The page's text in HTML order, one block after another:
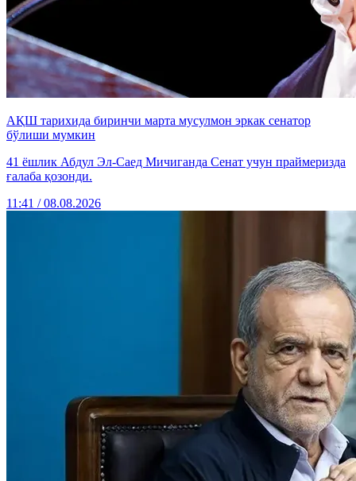
АҚШ тарихида биринчи марта мусулмон эркак сенатор
бўлиши мумкин
41 ёшлик Абдул Эл-Саед Мичиганда Сенат учун праймеризда
ғалаба қозонди.
11:41 / 08.08.2026